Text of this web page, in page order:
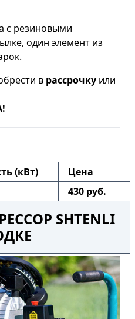
с резиновыми
один элемент из
в рассрочку или
(кВт)
Цена
430 руб.
SHTENLI